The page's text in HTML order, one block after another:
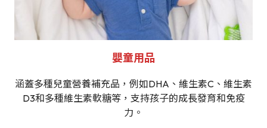
嬰童用品
涵蓋多種兒童營養補充品，例如DHA、維生素C、維生素
D3和多種維生素軟糖等，支持孩子的成長發育和免疫
力。